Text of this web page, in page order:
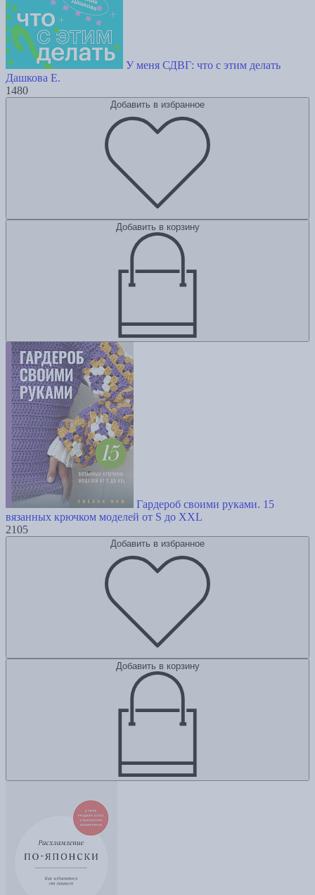
У меня СДВГ: что с этим делать
Дашкова Е.
1480
Добавить в избранное
Добавить в корзину
Гардероб своими руками. 15
вязанных крючком моделей от S до XXL
2105
Добавить в избранное
Добавить в корзину